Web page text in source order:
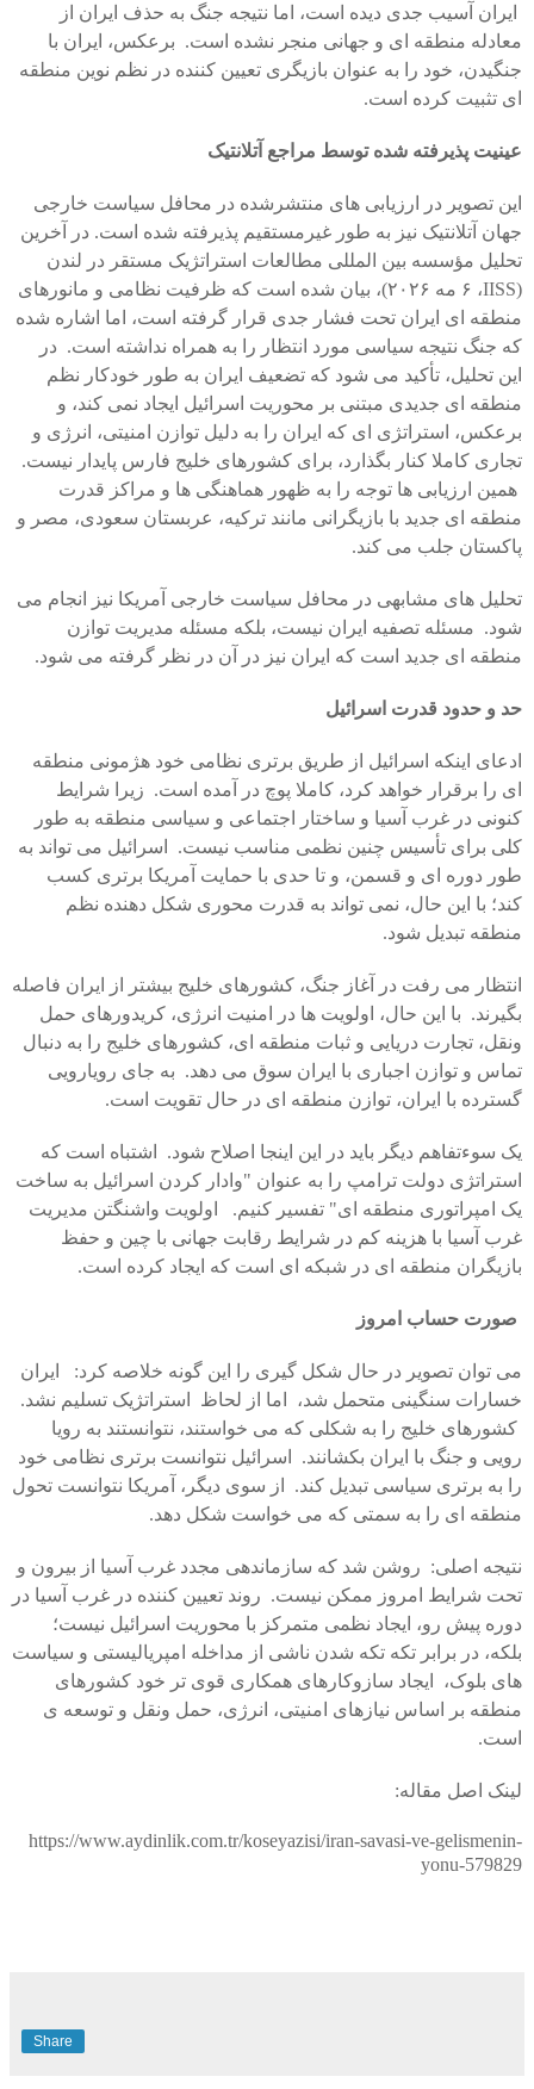
ایران آسیب جدی دیده است، اما نتیجه جنگ به حذف ایران از
معادله منطقه ای و جهانی منجر نشده است. برعکس، ایران با
جنگیدن، خود را به عنوان بازیگری تعیین کننده در نظم نوین منطقه
ای تثبیت کرده است.
عینیت پذیرفته شده توسط مراجع آتلانتیک
این تصویر در ارزیابی های منتشرشده در محافل سیاست خارجی
جهان آتلانتیک نیز به طور غیرمستقیم پذیرفته شده است. در آخرین
تحلیل مؤسسه بین المللی مطالعات استراتژیک مستقر در لندن
(
IISS، ۶ مه ۲۰۲۶) ، بیان شده است که ظرفیت نظامی و مانورهای
منطقه ای ایران تحت فشار جدی قرار گرفته است، اما اشاره شده
که جنگ نتیجه سیاسی مورد انتظار را به همراه نداشته است. در
این تحلیل، تأکید می شود که تضعیف ایران به طور خودکار نظم
منطقه ای جدیدی مبتنی بر محوریت اسرائیل ایجاد نمی کند، و
برعکس، استراتژی ای که ایران را به دلیل توازن امنیتی، انرژی و
تجاری کاملا کنار بگذارد، برای کشورهای خلیج فارس پایدار نیست.
همین ارزیابی ها توجه را به ظهور هماهنگی ها و مراکز قدرت
منطقه ای جدید با بازیگرانی مانند ترکیه، عربستان سعودی، مصر و
پاکستان جلب می کند.
تحلیل های مشابهی در محافل سیاست خارجی آمریکا نیز انجام می
شود. مسئله تصفیه ایران نیست، بلکه مسئله مدیریت توازن
منطقه ای جدید است که ایران نیز در آن در نظر گرفته می شود.
حد و حدود قدرت اسرائیل
ادعای اینکه اسرائیل از طریق برتری نظامی خود هژمونی منطقه
ای را برقرار خواهد کرد، کاملا پوچ در آمده است. زیرا شرایط
کنونی در غرب آسیا و ساختار اجتماعی و سیاسی منطقه به طور
کلی برای تأسیس چنین نظمی مناسب نیست. اسرائیل می تواند به
طور دوره ای و قسمن، و تا حدی با حمایت آمریکا برتری کسب
کند؛ با این حال، نمی تواند به قدرت محوری شکل دهنده نظم
منطقه تبدیل شود.
انتظار می رفت در آغاز جنگ، کشورهای خلیج بیشتر از ایران فاصله
بگیرند. با این حال، اولویت ها در امنیت انرژی، کریدورهای حمل
ونقل، تجارت دریایی و ثبات منطقه ای، کشورهای خلیج را به دنبال
تماس و توازن اجباری با ایران سوق می دهد. به جای رویارویی
گسترده با ایران، توازن منطقه ای در حال تقویت است.
یک سوءتفاهم دیگر باید در این اینجا اصلاح شود. اشتباه است که
استراتژی دولت ترامپ را به عنوان "وادار کردن اسرائیل به ساخت
یک امپراتوری منطقه ای" تفسیر کنیم. اولویت واشنگتن مدیریت
غرب آسیا با هزینه کم در شرایط رقابت جهانی با چین و حفظ
بازیگران منطقه ای در شبکه ای است که ایجاد کرده است.
صورت حساب امروز
می توان تصویر در حال شکل گیری را این گونه خلاصه کرد: ایران
خسارات سنگینی متحمل شد، اما از لحاظ استراتژیک تسلیم نشد.
کشورهای خلیج را به شکلی که می خواستند، نتوانستند به رویا
رویی و جنگ با ایران بکشانند. اسرائیل نتوانست برتری نظامی خود
را به برتری سیاسی تبدیل کند. از سوی دیگر، آمریکا نتوانست تحول
منطقه ای را به سمتی که می خواست شکل دهد.
نتیجه اصلی: روشن شد که سازماندهی مجدد غرب آسیا از بیرون و
تحت شرایط امروز ممکن نیست. روند تعیین کننده در غرب آسیا در
دوره پیش رو، ایجاد نظمی متمرکز با محوریت اسرائیل نیست؛
بلکه، در برابر تکه تکه شدن ناشی از مداخله امپریالیستی و سیاست
های بلوک، ایجاد سازوکارهای همکاری قوی تر خود کشورهای
منطقه بر اساس نیازهای امنیتی، انرژی، حمل ونقل و توسعه ی
است.
لینک اصل مقاله:
https://www.aydinlik.com.tr/koseyazisi/iran-savasi-ve-gelismenin-
yonu-579829
Share